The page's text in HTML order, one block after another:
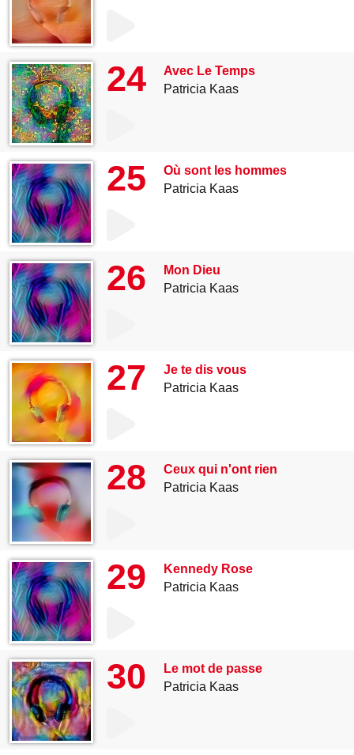
24
Avec Le Temps
Patricia Kaas
25
Où sont les hommes
Patricia Kaas
26
Mon Dieu
Patricia Kaas
27
Je te dis vous
Patricia Kaas
28
Ceux qui n'ont rien
Patricia Kaas
29
Kennedy Rose
Patricia Kaas
30
Le mot de passe
Patricia Kaas